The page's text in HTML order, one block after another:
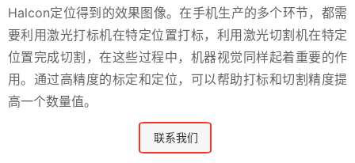
Halcon定位得到的效果图像。在手机生产的多个环节，都需
要利用激光打标机在特定位置打标，利用激光切割机在特定
位置完成切割，在这些过程中，机器视觉同样起着重要的作
用。通过高精度的标定和定位，可以帮助打标和切割精度提
高一个数量值。
联系我们